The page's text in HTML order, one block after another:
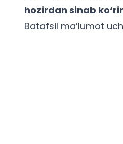
hozirdan sinab
Batafsil ma’lumot